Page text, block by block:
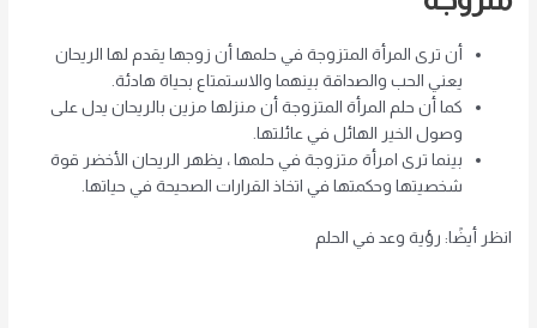
أن ترى المرأة المتزوجة في حلمها أن زوجها يقدم لها الريحان
يعني الحب والصداقة بينهما والاستمتاع بحياة هادئة.
كما أن حلم المرأة المتزوجة أن منزلها مزين بالريحان يدل على
وصول الخير الهائل في عائلتها.
بينما ترى امرأة متزوجة في حلمها ، يظهر الريحان الأخضر قوة
شخصيتها وحكمتها في اتخاذ القرارات الصحيحة في حياتها.
انظر أيضًا: رؤية وعد في الحلم